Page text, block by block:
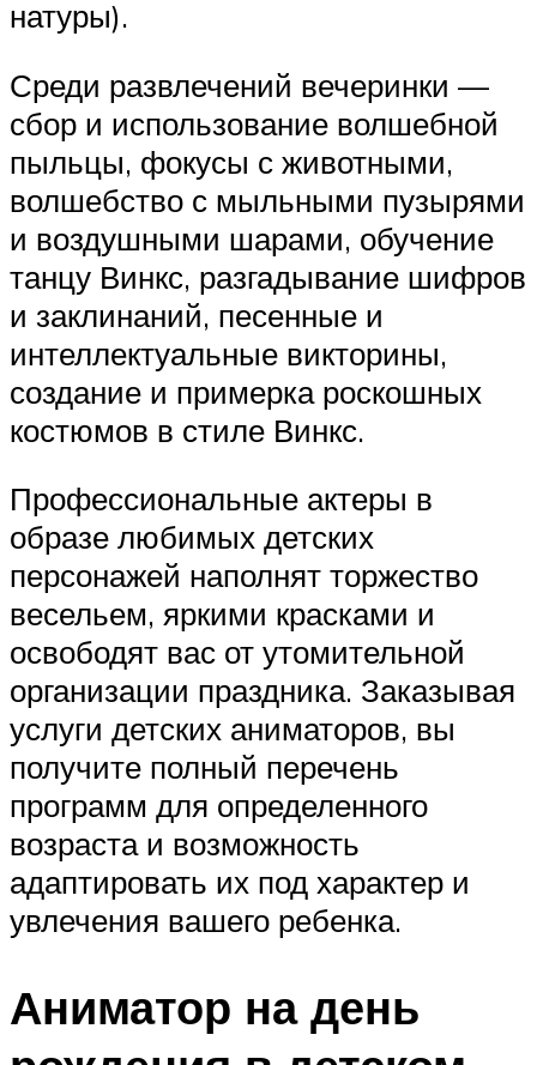
натуры).
Среди развлечений вечеринки —
сбор и использование волшебной
пыльцы, фокусы с животными,
волшебство с мыльными пузырями
и воздушными шарами, обучение
танцу Винкс, разгадывание шифров
и заклинаний, песенные и
интеллектуальные викторины,
создание и примерка роскошных
костюмов в стиле Винкс.
Профессиональные актеры в
образе любимых детских
персонажей наполнят торжество
весельем, яркими красками и
освободят вас от утомительной
организации праздника. Заказывая
услуги детских аниматоров, вы
получите полный перечень
программ для определенного
возраста и возможность
адаптировать их под характер и
увлечения вашего ребенка.
Аниматор на день